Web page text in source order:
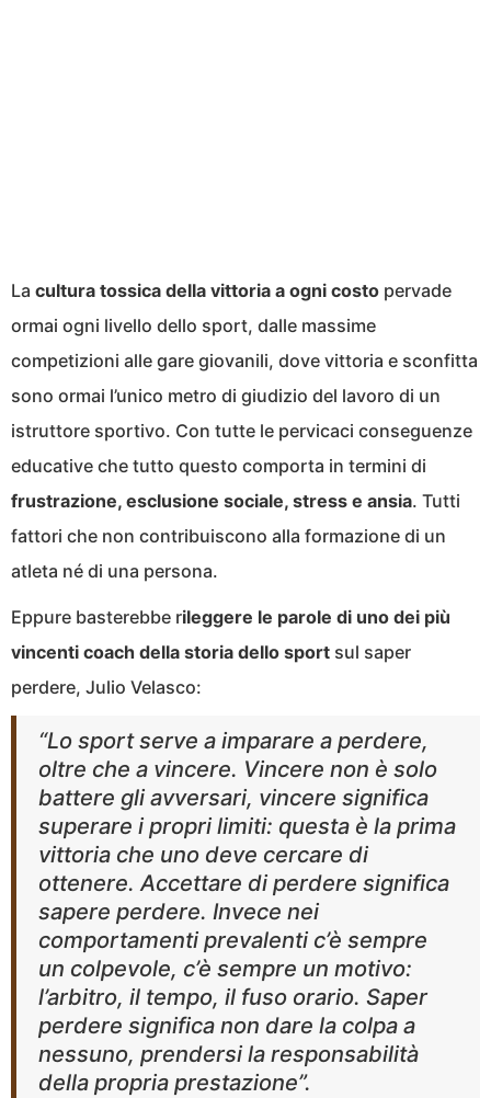
La cultura tossica della vittoria a ogni costo pervade
ormai ogni livello dello sport, dalle massime
competizioni alle gare giovanili, dove vittoria e sconfitta
sono ormai l’unico metro di giudizio del lavoro di un
istruttore sportivo. Con tutte le pervicaci conseguenze
educative che tutto questo comporta in termini di
frustrazione, esclusione sociale, stress e ansia. Tutti
fattori che non contribuiscono alla formazione di un
atleta né di una persona.
Eppure basterebbe rileggere le parole di uno dei più
vincenti coach della storia dello sport sul saper
perdere, Julio Velasco:
“Lo sport serve a imparare a perdere,
oltre che a vincere. Vincere non è solo
battere gli avversari, vincere significa
superare i propri limiti: questa è la prima
vittoria che uno deve cercare di
ottenere. Accettare di perdere significa
sapere perdere. Invece nei
comportamenti prevalenti c’è sempre
un colpevole, c’è sempre un motivo:
l’arbitro, il tempo, il fuso orario. Saper
perdere significa non dare la colpa a
nessuno, prendersi la responsabilità
della propria prestazione”.